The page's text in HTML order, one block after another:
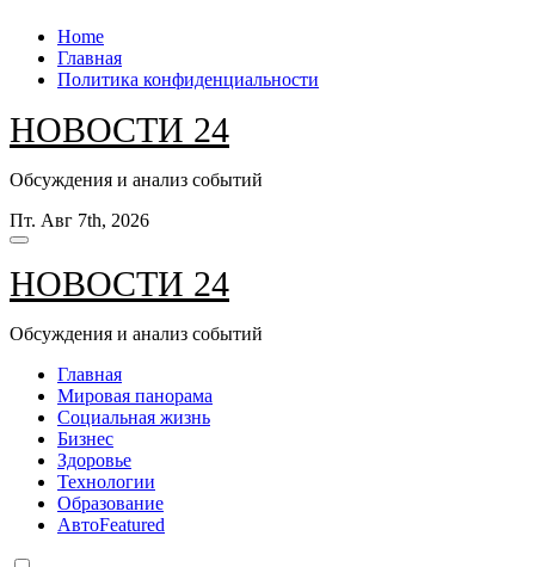
Перейти
содержанию
Home
Главная
Политика конфиденциальности
НОВОСТИ 24
Обсуждения и анализ событий
Пт. Авг 7th, 2026
НОВОСТИ 24
Обсуждения и анализ событий
Главная
Мировая панорама
Социальная жизнь
Бизнес
Здоровье
Технологии
Образование
АвтоFeatured